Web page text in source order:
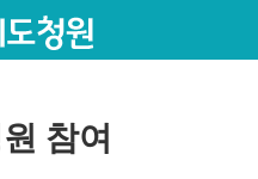
참여